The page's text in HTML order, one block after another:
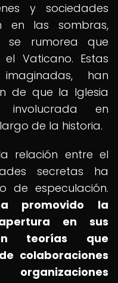
y sociedades
en las sombras,
se rumorea que
Vaticano. Estas
han
de que la Iglesia
en
de la historia.
relación entre el
secretas ha
de especulación.
promovido la
en sus
teorías que
colaboraciones